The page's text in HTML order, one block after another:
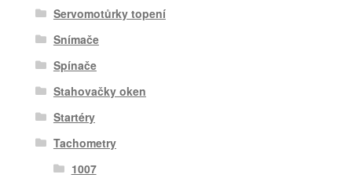
Servomotůrky topení
Snímače
Spínače
Stahovačky oken
Startéry
Tachometry
1007